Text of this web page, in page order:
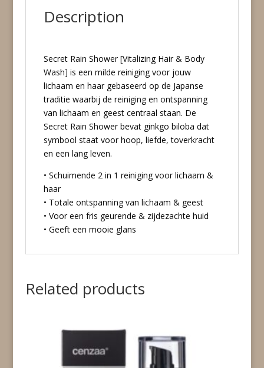
Description
Secret Rain Shower [Vitalizing Hair & Body
Wash] is een milde reiniging voor jouw
lichaam en haar gebaseerd op de Japanse
traditie waarbij de reiniging en ontspanning
van lichaam en geest centraal staan. De
Secret Rain Shower bevat ginkgo biloba dat
symbool staat voor hoop, liefde, toverkracht
en een lang leven.
• Schuimende 2 in 1 reiniging voor lichaam &
haar
• Totale ontspanning van lichaam & geest
• Voor een fris geurende & zijdezachte huid
• Geeft een mooie glans
Related products